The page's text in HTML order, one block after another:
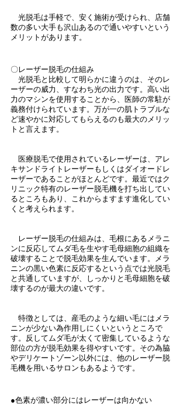
光脱毛は手軽で、安く施術が受けられ、店舗
数の多い大手も沢山あるので通いやすいという
メリットがあります。
〇レーザー脱毛の仕組み
光脱毛と比較して明らかに違うのは、そのレ
ーザーの威力、すなわち光の出力です。高い出
力のマシンを使用することから、医師の常駐が
義務付けられています。万が一の肌トラブルな
ど速やかに対応してもらえるのも最大のメリッ
トと言えます。
医療脱毛で使用されているレーザーは、アレ
キサンドライトレーザーもしくはダイオードレ
ーザーであることがほとんどです。最近ではク
リニック特有のレーザー脱毛機を打ち出してい
るところもあり、これからますます進化してい
くと考えられます。
レーザー脱毛の仕組みは、毛根にあるメラニ
ンに反応してムダ毛を生やす毛母細胞の組織を
破壊することで脱毛効果を生んでいます。メラ
ニンの黒い色素に反応するという点では光脱毛
と共通していますが、しっかりと毛母細胞を破
壊するのが最大の違いです。
特徴としては、産毛のような細い毛にはメラ
ニンが少ない為作用しにくいというところで
す。反してムダ毛が太くて密集しているような
部位の方が脱毛効果を得やすいです。その為脇
やデリケートゾーン以外には、他のレーザー脱
毛機を用いるサロンもあるようです。
●色素が濃い部分にはレーザーは向かない